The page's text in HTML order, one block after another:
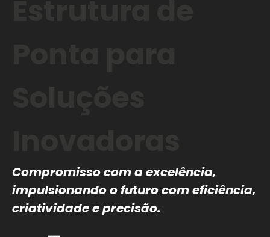
Compromisso com a excelência,
impulsionando o futuro com eficiência,
criatividade e precisão.